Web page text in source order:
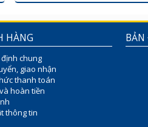
HÀNG
chung
giao nhận
thanh toán
hoàn tiền
thông tin